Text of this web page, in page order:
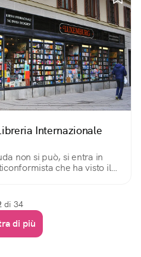
Internazionale
non si può, si entra in
che ha visto il
di 34
di più